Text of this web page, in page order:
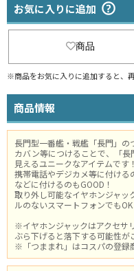
お気に入りに追加
商品
※商品をお気に入りに追加すると、
商品情報
長門型一番艦・戦艦「長門」の
カバン等につけることで、「
見えるユニークなアイテムです！
携帯電話やデジカメ等に付け
などに付けるのもGOOD！
取り外し可能なイヤホンジャッ
ルのないスマートフォンでもOK
※イヤホンジャックはアクセサ
ぶら下げると落下する可能性が
※「つままれ」はコスパの登録